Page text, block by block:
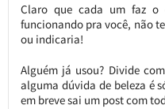
Claro que cada um faz o
funcionando pra você, não
ou indicaria!
Alguém já usou? Divide
alguma dúvida de beleza é
em breve sai um post com